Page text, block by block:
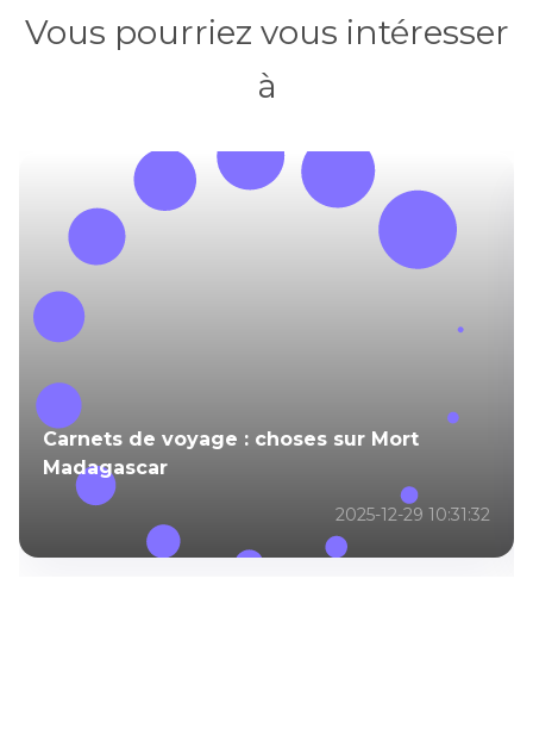
Vous pourriez vous intéresser
à
Carnets de voyage : choses sur Mort
Madagascar
2025-12-29 10:31:32